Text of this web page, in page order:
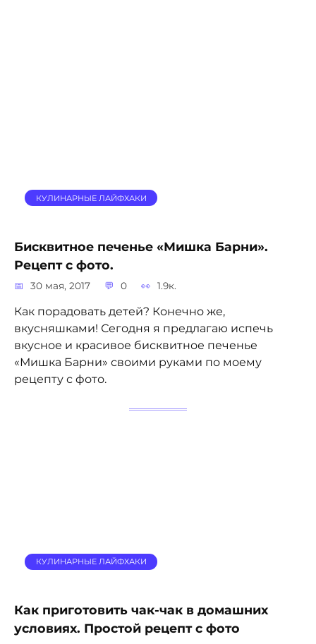
КУЛИНАРНЫЕ ЛАЙФХАКИ
Бисквитное печенье «Мишка Барни».
Рецепт с фото.
30 мая, 2017 0 1.9к.
Как порадовать детей? Конечно же,
вкусняшками! Сегодня я предлагаю испечь
вкусное и красивое бисквитное печенье
«Мишка Барни» своими руками по моему
рецепту с фото.
КУЛИНАРНЫЕ ЛАЙФХАКИ
Как приготовить чак-чак в домашних
условиях. Простой рецепт с фото